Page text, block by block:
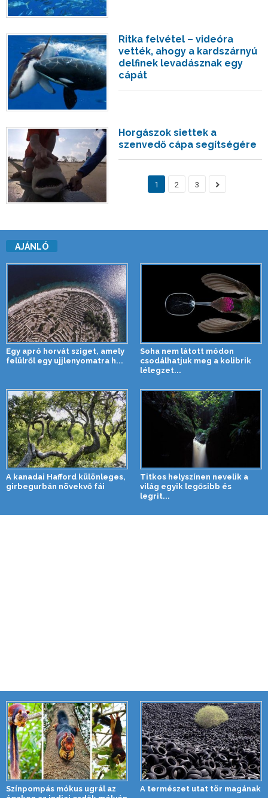
Ritka felvétel – videóra
vették, ahogy a kardszárnyú
delfinek levadásznak egy
cápát
Horgászok siettek a
szenvedő cápa segítségére
1 2 3
AJÁNLÓ
Egy apró horvát sziget, amely
felülről egy ujjlenyomatra h...
Soha nem látott módon
csodálhatjuk meg a kolibrik
lélegzet...
A kanadai Hafford különleges,
girbegurbán növekvő fái
Titkos helyszínen nevelik a
világ egyik legősibb és
legrit...
Színpompás mókus ugrál az
A természet utat tör magának